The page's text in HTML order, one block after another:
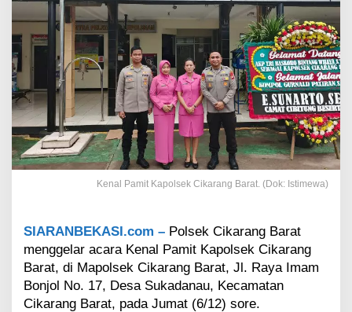
l
s
k
C
i
k
a
r
a
n
g
B
a
,
K
o
m
Kenal Pamit Kapolsek Cikarang Barat. (Dok: Istimewa)
SIARANBEKASI.com – Polsek Cikarang Barat
menggelar acara Kenal Pamit Kapolsek Cikarang
Barat, di Mapolsek Cikarang Barat, Jl. Raya Imam
Bonjol No. 17, Desa Sukadanau, Kecamatan
Cikarang Barat, pada Jumat (6/12) sore.